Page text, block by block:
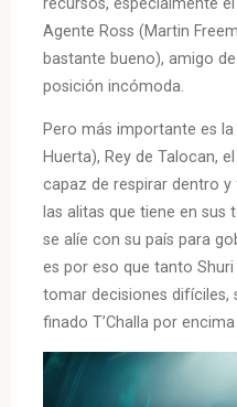
Agente Ross (Martin
bastante bueno), amigo
posición incómoda.
Pero más importante es
Huerta), Rey de Talocan,
capaz de respirar dentro
las alitas que tiene en sus
se alíe con su país para
es por eso que tanto
tomar decisiones difíciles,
finado T’Challa por